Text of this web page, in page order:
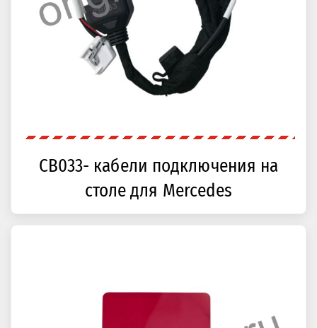
CB033- кабели подключения на
столе для Mercedes